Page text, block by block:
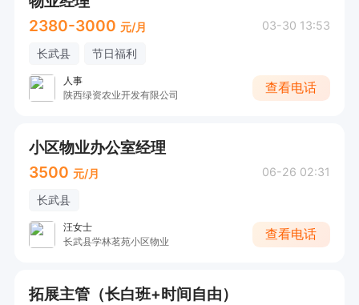
2380-3000 元/月 03-30 13:53
长武县 节日福利
人事
陕西绿资农业开发有限公司
查看电话
小区物业办公室经理
3500 元/月 06-26 02:31
长武县
汪女士
长武县学林茗苑小区物业
查看电话
拓展主管（长白班+时间自由）